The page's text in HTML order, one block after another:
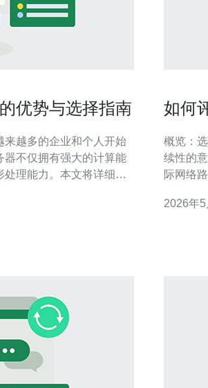
优势与选择指南
来越多的企业和个人开始
器不仅拥有强大的计算能
理能力。本文将详细介
如何
概览：
续性的
际网络
群；最
2026年5